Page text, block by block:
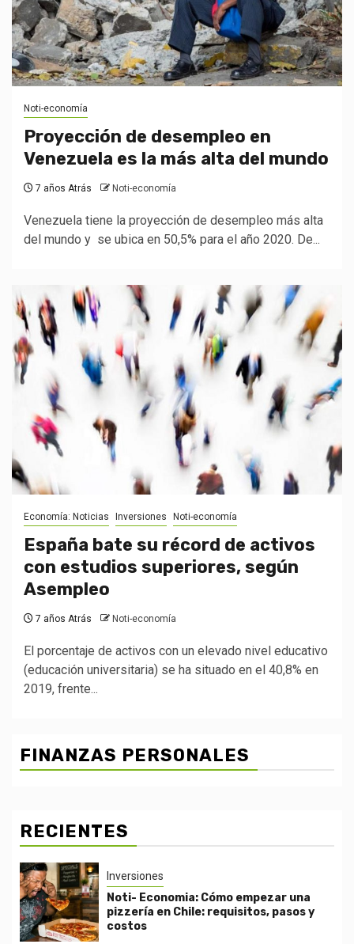
Noti-economía
Proyección de desempleo en
Venezuela es la más alta del mundo
7 años Atrás Noti-economía
Venezuela tiene la proyección de desempleo más alta
del mundo y se ubica en 50,5% para el año 2020. De...
Economía: Noticias Inversiones Noti-economía
España bate su récord de activos
con estudios superiores, según
Asempleo
7 años Atrás Noti-economía
El porcentaje de activos con un elevado nivel educativo
(educación universitaria) se ha situado en el 40,8% en
2019, frente...
FINANZAS PERSONALES
RECIENTES
Inversiones
Noti- Economia: Cómo empezar una
pizzería en Chile: requisitos, pasos y
costos